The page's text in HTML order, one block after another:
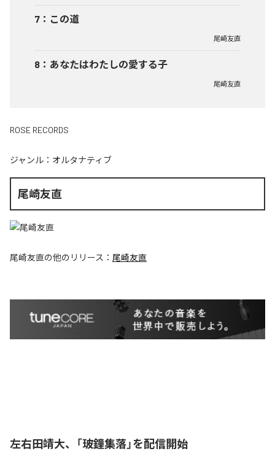
7 ： この道
尾崎友直
8 ： あなたはわたしの愛する子
尾崎友直
ROSE RECORDS
ジャンル： オルタナティブ
尾崎友直
尾崎友直の他のリリース： 尾崎友直
左右田靖大、「玻鐘集落」を配信開始